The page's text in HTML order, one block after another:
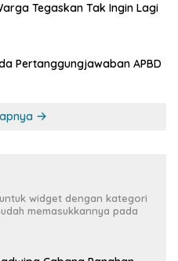
Tegaskan Tak Ingin Lagi
Pertanggungjawaban APBD
widget dengan kategori
memasukkannya pada